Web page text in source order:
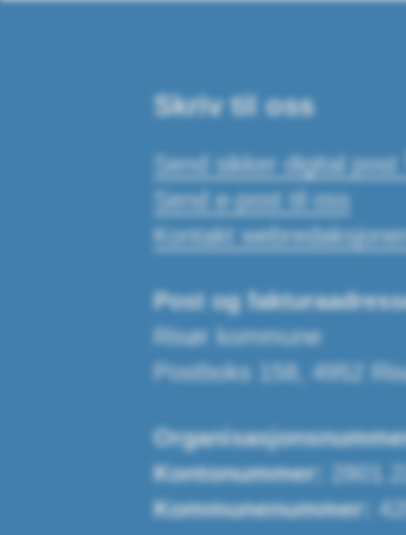
Skriv til oss
Send sikker digital post
Send e-post til oss
Kontakt
Post og
Risør kommune
Postboks 158, 4952
Kontonummer:
Kommunenummer: